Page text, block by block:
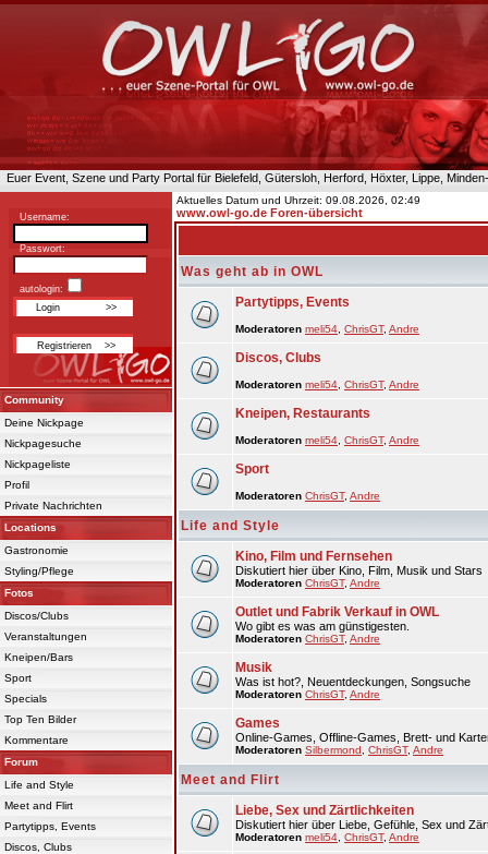
Euer Event, Szene und Party Portal für Bielefeld, Gütersloh, Herford, Höxter, Lippe,
Username:
Passwort:
autologin:
Community
Deine Nickpage
Nickpagesuche
Nickpageliste
Profil
Private Nachrichten
Locations
Gastronomie
Styling/Pflege
Fotos
Discos/Clubs
Veranstaltungen
Kneipen/Bars
Sport
Specials
Top Ten Bilder
Kommentare
Forum
Life and Style
Meet and Flirt
Partytipps, Events
Discos, Clubs
Aktuelles Datum und Uhrzeit: 09.08.2026, 02:49
www.owl-go.de Foren-übersicht
Was geht ab in OWL
Partytipps, Events
Moderatoren meli54 ChrisGT, Andre
Discos, Clubs
Moderatoren meli54 ChrisGT, Andre
Kneipen, Restaurants
Moderatoren meli54 ChrisGT, Andre
Sport
Moderatoren ChrisGT, Andre
Life and Style
Kino, Film und Fernsehen
Diskutiert hier über Kino, Film, Musik und Stars
Moderatoren ChrisGT, Andre
Outlet und Fabrik Verkauf in OWL
Wo gibt es was am günstigesten.
Moderatoren ChrisGT, Andre
Musik
Was ist hot?, Neuentdeckungen, Songsuche
Moderatoren ChrisGT, Andre
Games
Online-Games, Offline-Games, Brett- und
Moderatoren Silbermond ChrisGT, Andre
Meet and Flirt
Liebe, Sex und Zärtlichkeiten
Diskutiert hier über Liebe, Gefühle, Sex und
Moderatoren meli54 ChrisGT, Andre